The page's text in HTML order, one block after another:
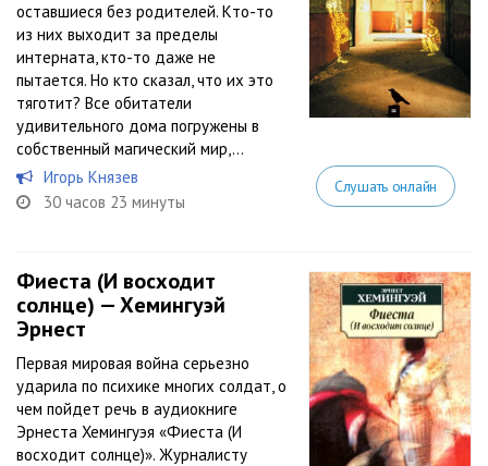
оставшиеся без родителей. Кто-то
из них выходит за пределы
интерната, кто-то даже не
пытается. Но кто сказал, что их это
тяготит? Все обитатели
удивительного дома погружены в
собственный магический мир,...
Игорь Князев
30 часов 23 минуты
Слушать онлайн
Фиеста (И восходит
солнце) — Хемингуэй
Эрнест
Первая мировая война серьезно
ударила по психике многих солдат, о
чем пойдет речь в аудиокниге
Эрнеста Хемингуэя «Фиеста (И
восходит солнце)». Журналисту